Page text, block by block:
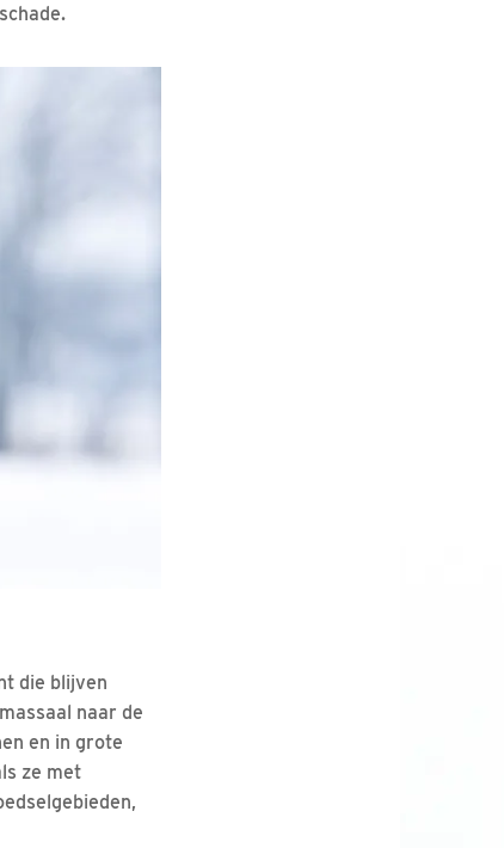
die blijven
naar de
en in grote
ze met